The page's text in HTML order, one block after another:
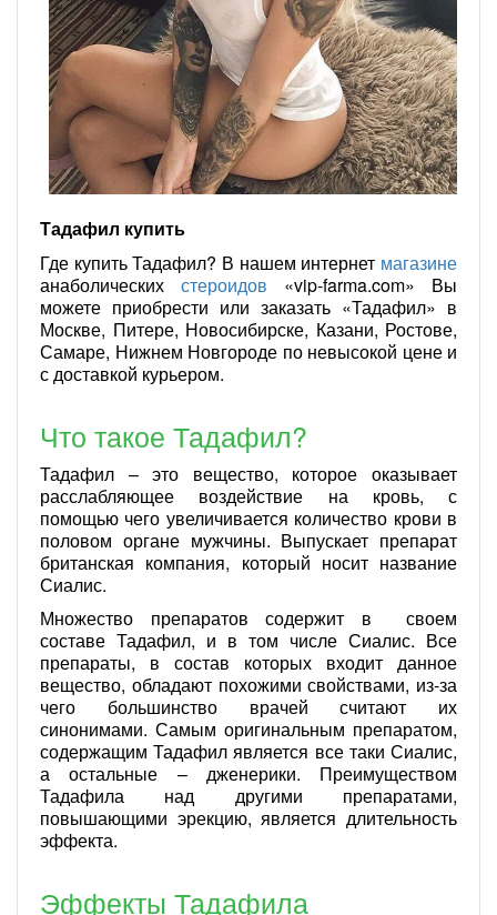
Тадафил купить
Где купить Тадафил? В нашем интернет магазине
анаболических стероидов «vip-farma.com» Вы
можете приобрести или заказать «Тадафил» в
Москве, Питере, Новосибирске, Казани, Ростове,
Самаре, Нижнем Новгороде по невысокой цене и
с доставкой курьером.
Что такое Тадафил?
Тадафил – это вещество, которое оказывает
расслабляющее воздействие на кровь, с
помощью чего увеличивается количество крови в
половом органе мужчины. Выпускает препарат
британская компания, который носит название
Сиалис.
Множество препаратов содержит в своем
составе Тадафил, и в том числе Сиалис. Все
препараты, в состав которых входит данное
вещество, обладают похожими свойствами, из-за
чего большинство врачей считают их
синонимами. Самым оригинальным препаратом,
содержащим Тадафил является все таки Сиалис,
а остальные – дженерики. Преимуществом
Тадафила над другими препаратами,
повышающими эрекцию, является длительность
эффекта.
Эффекты Тадафила